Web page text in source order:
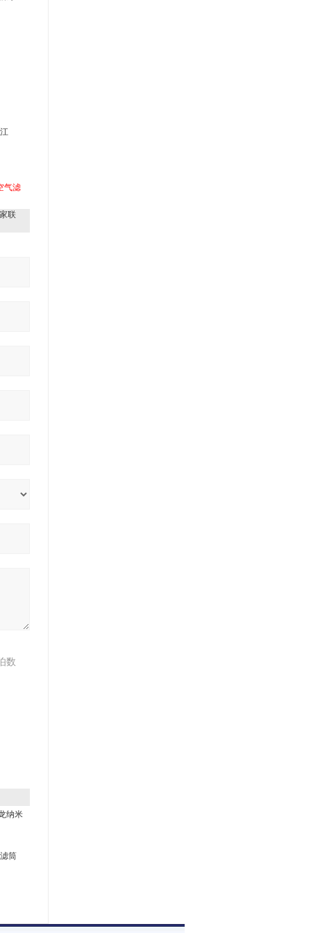
气滤
联
数
纳米
筒